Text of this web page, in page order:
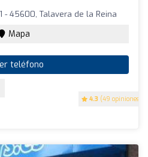
4.3 (49 opiniones)
- 45600, Talavera de la Reina
Mapa
teléfono